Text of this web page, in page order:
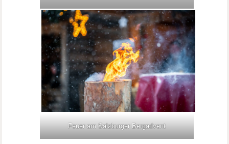
Feuer am Salzburger Bergadvent